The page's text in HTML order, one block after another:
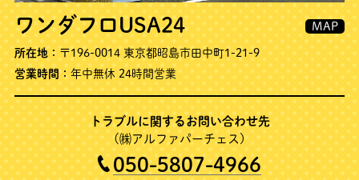
ワンダフロUSA24
所在地：〒196-0014 東京都昭島市田中町1-21-9
MAP
営業時間： 年中無休 24時間営業
トラブルに関するお問い合わせ先
(㈱アルファパーチェス)
050-5807-4966